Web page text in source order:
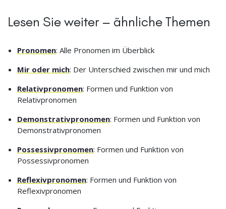
Lesen Sie weiter – ähnliche Themen
Pronomen: Alle Pronomen im Überblick
Mir oder mich: Der Unterschied zwischen mir und mich
Relativpronomen: Formen und Funktion von
Relativpronomen
Demonstrativpronomen: Formen und Funktion von
Demonstrativpronomen
Possessivpronomen: Formen und Funktion von
Possessivpronomen
Reflexivpronomen: Formen und Funktion von
Reflexivpronomen